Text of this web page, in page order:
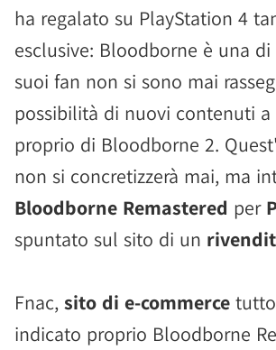
ha regalato su PlayStation 4
esclusive: Bloodborne è una di
suoi fan non si sono mai
possibilità di nuovi contenuti a
proprio di Bloodborne 2.
non si concretizzerà mai, ma
Bloodborne Remastered per
spuntato sul sito di un
Fnac, sito di e-commerce
indicato proprio Bloodborne